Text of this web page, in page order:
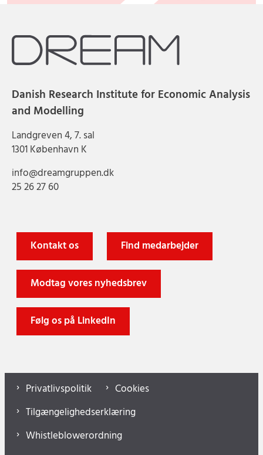
Danish Research Institute for Economic Analysis
and Modelling
Landgreven 4, 7. sal
1301 København K
info@dreamgruppen.dk
25 26 27 60
Kontakt os Find medarbejder
Modtag vores nyhedsbrev
Følg os på LinkedIn
Privatlivspolitik
Cookies
Tilgængelighedserklæring
Whistleblowerordning